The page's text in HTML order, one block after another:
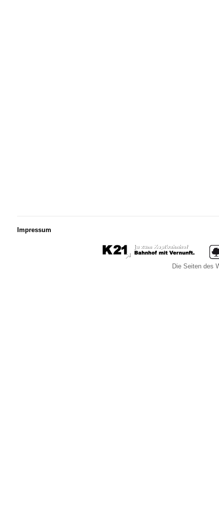
Impressum
Die Seiten des